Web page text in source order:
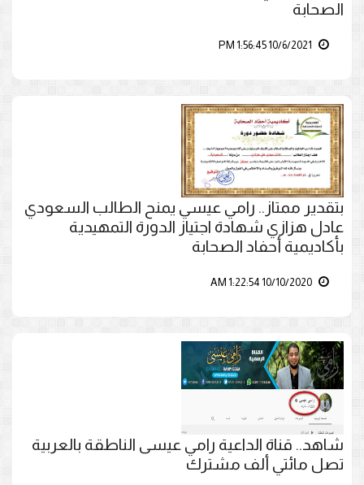
الصحابة
بتقدير ممتاز.. رامي عيسي يمنح الطالب السعودي
عادل هزازي شهادة اجتياز الدورة التمهيدية
بأكاديمية أحفاد الصحابة
شاهد.. قناة الداعية رامي عيسى الناطقة بالعربية
تصل مائتي ألف مشترك